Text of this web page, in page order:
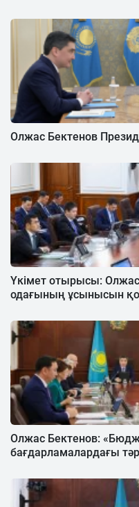
Олжас Бектенов
Үкімет отырысы: Олжас
одағының ұсынысын
Олжас Бектенов:
бағдарламалардағы